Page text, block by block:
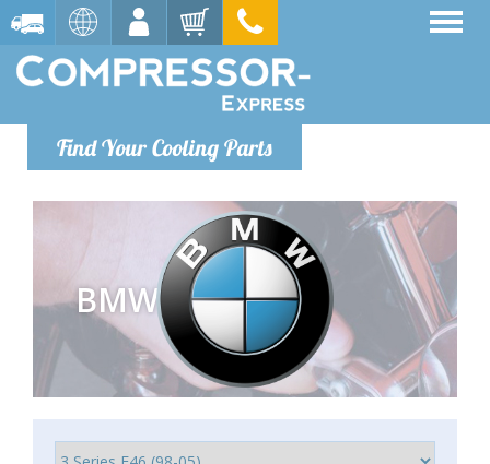
Find Your Cooling Parts
BMW